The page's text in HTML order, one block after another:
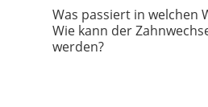
Was passiert in welchen
Wie kann der
werden?